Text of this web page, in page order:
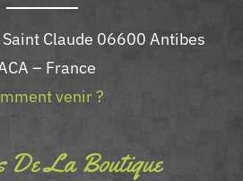
Claude 06600 Antibes
– France
venir ?
De La Boutique